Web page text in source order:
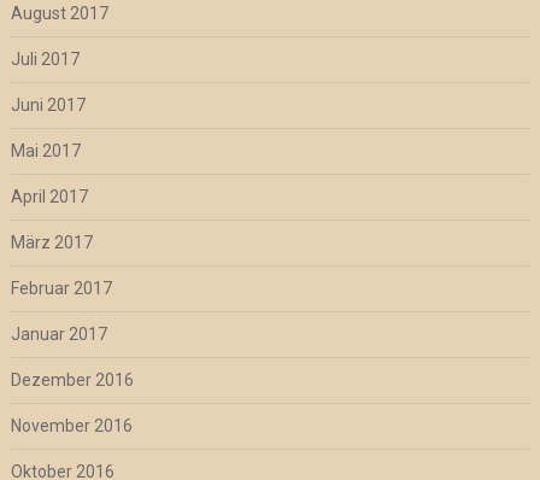
August 2017
Juli 2017
Juni 2017
Mai 2017
April 2017
März 2017
Februar 2017
Januar 2017
Dezember 2016
November 2016
Oktober 2016